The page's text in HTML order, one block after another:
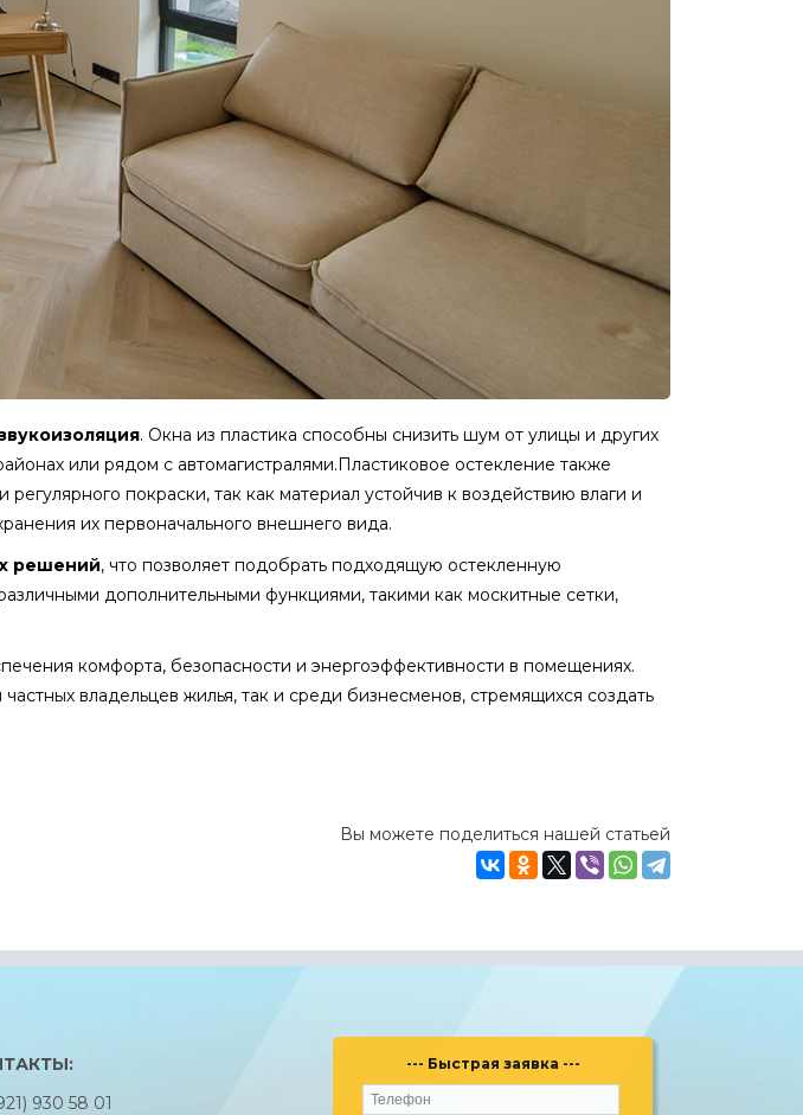
. Окна из пластика способны снизить шум от улицы и других
или рядом с автомагистралями.Пластиковое остекление также
покраски, так как материал устойчив к воздействию влаги и
их первоначального внешнего вида.
решений, что позволяет подобрать подходящую остекленную
дополнительными функциями, такими как москитные сетки,
комфорта, безопасности и энергоэффективности в помещениях.
владельцев жилья, так и среди бизнесменов, стремящихся создать
Вы можете поделиться нашей статьей
930 58 01
--- Быстрая заявка ---